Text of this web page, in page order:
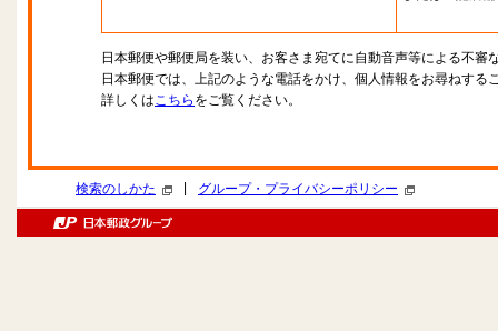
日本郵便や郵便局を装い、お客さま宛てに自動音声等による不審
日本郵便では、上記のような電話をかけ、個人情報をお尋ねする
詳しくはこちら をご覧ください。
検索のしかた グループ・プライバシーポリシー